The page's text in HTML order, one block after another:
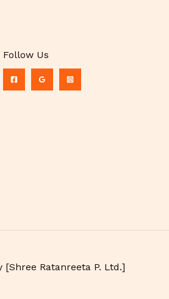
Follow Us
[Shree Ratanreeta P. Ltd.]